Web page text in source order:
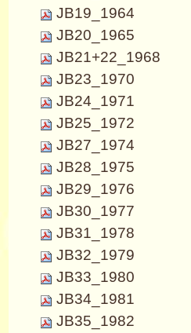
JB19_1964
JB20_1965
JB21+22_1968
JB23_1970
JB24_1971
JB25_1972
JB27_1974
JB28_1975
JB29_1976
JB30_1977
JB31_1978
JB32_1979
JB33_1980
JB34_1981
JB35_1982